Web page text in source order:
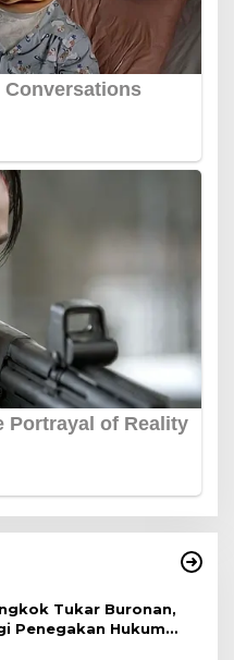
Tukar Buronan,
Penegakan Hukum